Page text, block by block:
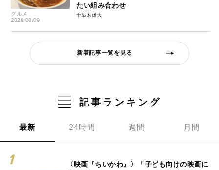
グルメ
2026.08.09
たい組み合わせ
千駄木雄大
新着記事一覧を見る
記事ランキング
最新 24時間 週間 月間
〈映画『ちいかわ』〉「子ども向けの映画に